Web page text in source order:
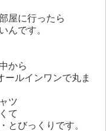
屋に行ったら
んです。
から
ールインワンで丸ま
ツ
て
びっくりです。